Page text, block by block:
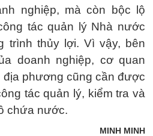
nghiệp, mà còn bộc lộ
tác quản lý Nhà nước
trình thủy lợi. Vì vậy, bên
doanh nghiệp, cơ quan
phương cũng cần được
tác quản lý, kiểm tra và
chứa nước.
MINH MINH